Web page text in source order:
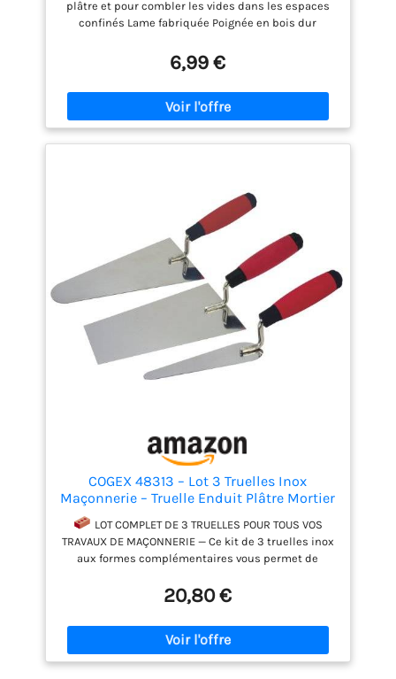
plâtre et pour combler les vides dans les espaces
confinés Lame fabriquée Poignée en bois dur
protéger l'extrémité du manche résistante aux
intempéries Lame en acier au carbone durci et
trempé de 7 po (178 mm)
6,99 €
COGEX 48313 – Lot 3 Truelles Inox
Maçonnerie – Truelle Enduit Plâtre Mortier
Ciment Rebouchage – Manche Bi-Matière
Ergonomique – Kit Outils Maçon Bricolage
Rénovation Intérieure
LOT COMPLET DE 3 TRUELLES POUR TOUS VOS
TRAVAUX DE MAÇONNERIE — Ce kit de 3 truelles inox
aux formes complémentaires vous permet de
jointoiement et rénovation sans acheter
RÉNOVATION INTÉRIEURE ET LES TRAVAUX COURANTS
— Idéal pour rebouchage de fissures, joints,
retouches d'enduit, application de mortier ou de
20,80 €